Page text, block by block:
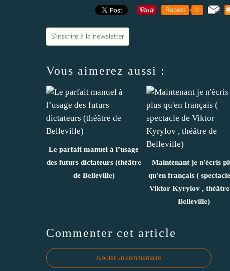
Repost 0
S'inscrire à la newsletter
Vous aimerez aussi :
Le parfait manuel à l’usage
des futurs dictateurs (théâtre
de Belleville)
Maintenant je n'écris
qu'en français (
Viktor Kyrylov , théâtre
Belleville)
Commenter cet article
Ajouter un commentaire